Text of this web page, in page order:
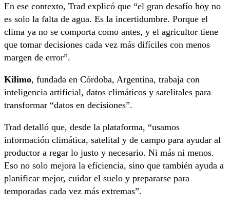
En ese contexto, Trad explicó que “el gran desafío hoy no
es solo la falta de agua. Es la incertidumbre. Porque el
clima ya no se comporta como antes, y el agricultor tiene
que tomar decisiones cada vez más difíciles con menos
margen de error”.
Kilimo, fundada en Córdoba, Argentina, trabaja con
inteligencia artificial, datos climáticos y satelitales para
transformar “datos en decisiones”.
Trad detalló que, desde la plataforma, “usamos
información climática, satelital y de campo para ayudar al
productor a regar lo justo y necesario. Ni más ni menos.
Eso no solo mejora la eficiencia, sino que también ayuda a
planificar mejor, cuidar el suelo y prepararse para
temporadas cada vez más extremas”.